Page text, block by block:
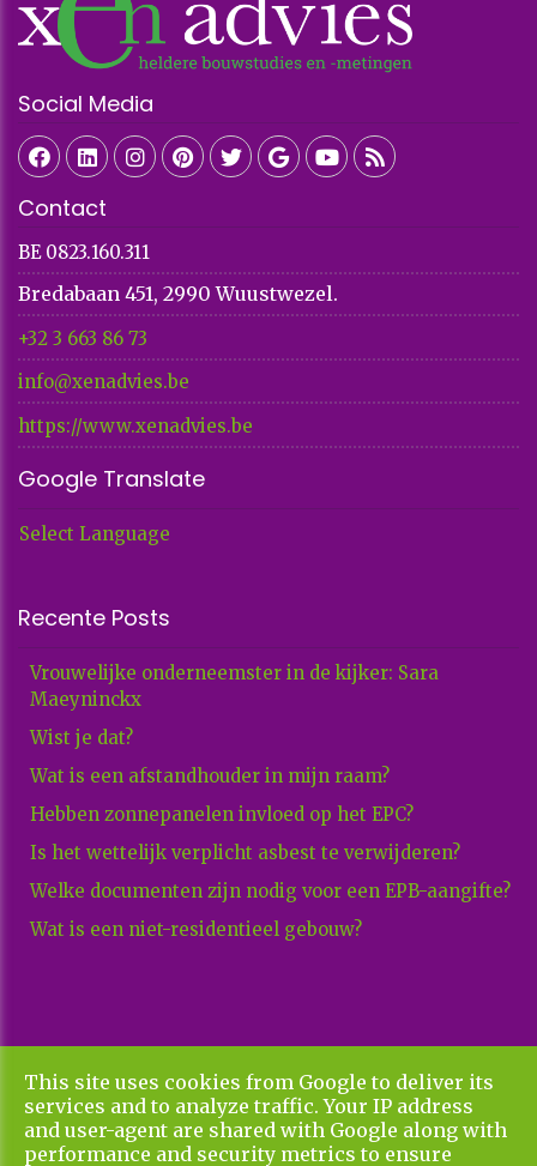
Social Media
Contact
BE 0823.160.311
Bredabaan 451, 2990 Wuustwezel.
+32 3 663 86 73​​​​​​​
info@xenadvies.be
https://www.xenadvies.be
Google Translate
Select Language
Recente Posts
Vrouwelijke onderneemster in de kijker: Sara
Maeyninckx
Wist je dat?
Wat is een afstandhouder in mijn raam?
Hebben zonnepanelen invloed op het EPC?
Is het wettelijk verplicht asbest te verwijderen?
Welke documenten zijn nodig voor een EPB-aangifte?
Wat is een niet-residentieel gebouw?
Copyright All Rights Reserved © 2026 Xenadvies
Privacy & Cookies
UP-TO-DATE WebDesign
This site uses cookies from Google to deliver its
services and to analyze traffic. Your IP address
and user-agent are shared with Google along with
performance and security metrics to ensure